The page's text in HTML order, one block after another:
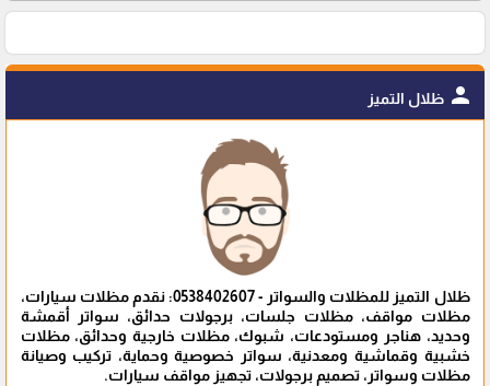
person ظلال التميز
ظلال التميز للمظلات والسواتر - 0538402607: نقدم مظلات سيارات،
مظلات مواقف، مظلات جلسات، برجولات حدائق، سواتر أقمشة
وحديد، هناجر ومستودعات، شبوك، مظلات خارجية وحدائق، مظلات
خشبية وقماشية ومعدنية، سواتر خصوصية وحماية، تركيب وصيانة
مظلات وسواتر، تصميم برجولات، تجهيز مواقف سيارات.